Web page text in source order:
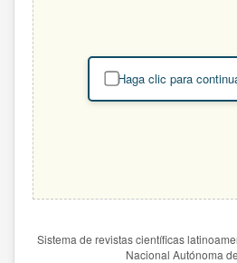
Haga clic para
Sistema de revistas científicas
Nacional Autónoma